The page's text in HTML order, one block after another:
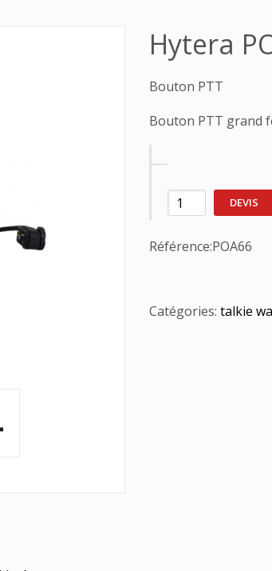
Hytera
Bouton PTT
Bouton PTT grand
DEVIS
Référence:POA66
Catégories: talkie